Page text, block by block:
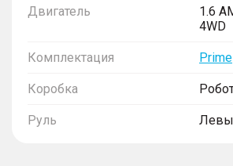
Двигатель
1.6
4WD
Комплектация Prime
Коробка
Руль